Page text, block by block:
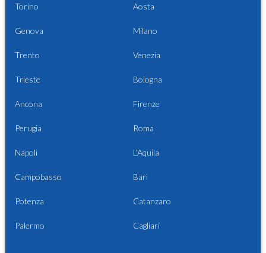
Torino Aosta
Genova Milano
Trento Venezia
Trieste Bologna
Ancona Firenze
Perugia Roma
Napoli L'Aquila
Campobasso Bari
Potenza Catanzaro
Palermo Cagliari